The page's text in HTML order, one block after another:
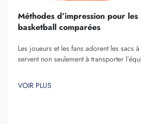
Méthodes d’impression pour
basketball comparées
Les joueurs et les fans adorent les sacs
servent non seulement à transporter
Fuzhou Saipulang Trading, nous
sac à dos à la fois esthétique et durable.
VOIR PLUS